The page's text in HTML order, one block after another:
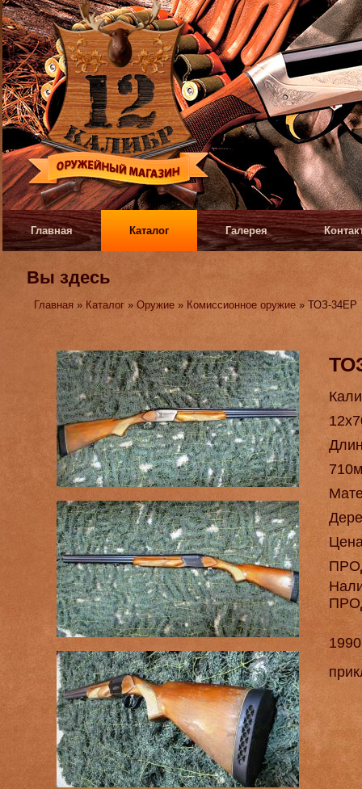
Главная Каталог Галерея
Вы здесь
Главная » Каталог »Оружие » Комиссионное оружие » ТОЗ-34ЕР